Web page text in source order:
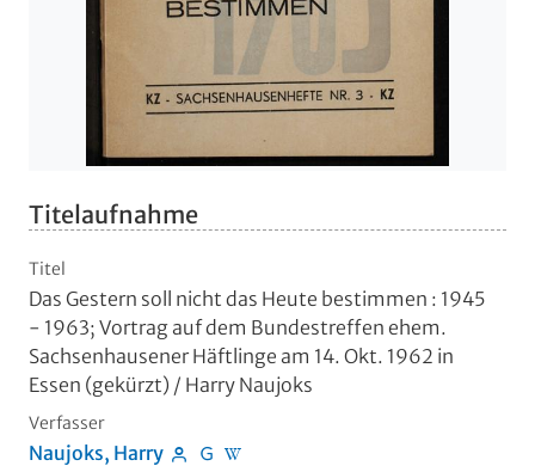
Titelaufnahme
Titel
Das Gestern soll nicht das Heute bestimmen : 1945
- 1963; Vortrag auf dem Bundestreffen ehem.
Sachsenhausener Häftlinge am 14. Okt. 1962 in
Essen (gekürzt) / Harry Naujoks
Verfasser
Naujoks, Harry